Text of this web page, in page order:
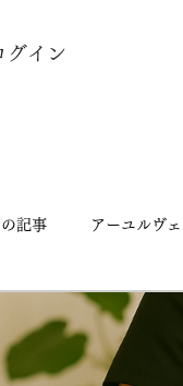
グイン
記事 アーユルヴ
AKLITIY @サロン予約